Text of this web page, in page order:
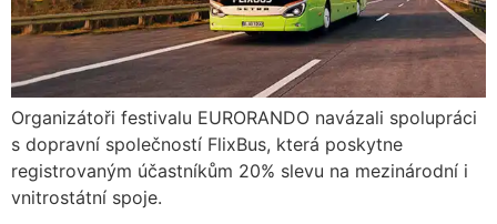
Organizátoři festivalu EURORANDO navázali spolupráci
s dopravní společností FlixBus, která poskytne
registrovaným účastníkům 20% slevu na mezinárodní i
vnitrostátní spoje.